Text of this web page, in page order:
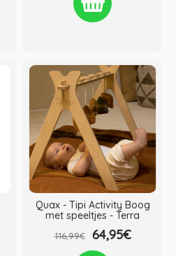
Quax - Tipi Activity Boog
met speeltjes - Terra
116,99€ 64,95€